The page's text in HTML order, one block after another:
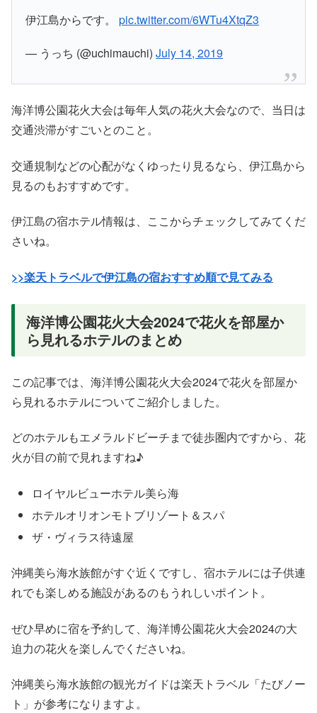
伊江島からです。pic.twitter.com/6WTu4XtqZ3
— うっち (@uchimauchi)July 14, 2019
海洋博公園花火大会は毎年人気の花火大会なので、当日は
交通渋滞がすごいとのこと。
交通規制などの心配がなくゆったり見るなら、伊江島から
見るのもおすすめです。
伊江島の宿ホテル情報は、ここからチェックしてみてくだ
さいね。
>>楽天トラベルで伊江島の宿おすすめ順で見てみる
海洋博公園花火大会2024で花火を部屋か
ら見れるホテルのまとめ
この記事では、海洋博公園花火大会2024で花火を部屋か
ら見れるホテルについてご紹介しました。
どのホテルもエメラルドビーチまで徒歩圏内ですから、花
火が目の前で見れますね♪
ロイヤルビューホテル美ら海
ホテルオリオンモトブリゾート＆スパ
ザ・ヴィラス待遠屋
沖縄美ら海水族館がすぐ近くですし、宿ホテルには子供連
れでも楽しめる施設があるのもうれしいポイント。
ぜひ早めに宿を予約して、海洋博公園花火大会2024の大
迫力の花火を楽しんでくださいね。
沖縄美ら海水族館の観光ガイドは楽天トラベル「たびノー
ト」が参考になりますよ。